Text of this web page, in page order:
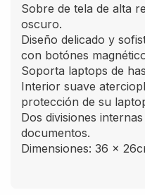
Sobre de tela de alta
oscuro.
Diseño delicado y
con botónes
Soporta laptops de
Interior suave
protección de su
Dos divisiones
documentos.
Dimensiones: 36 x